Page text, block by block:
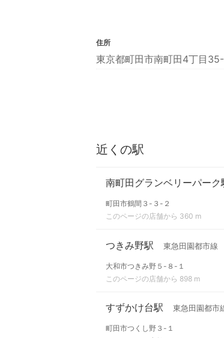
住所
東京都町田市南町田4丁目
近くの駅
南町田グランベリーパーク
町田市鶴間３-３-２
このページの店舗から 360 m
つきみ野駅 東急田園都市線
大和市つきみ野５-８-１
このページの店舗から 898 m
すずかけ台駅 東急田園都市
町田市つくし野３-１